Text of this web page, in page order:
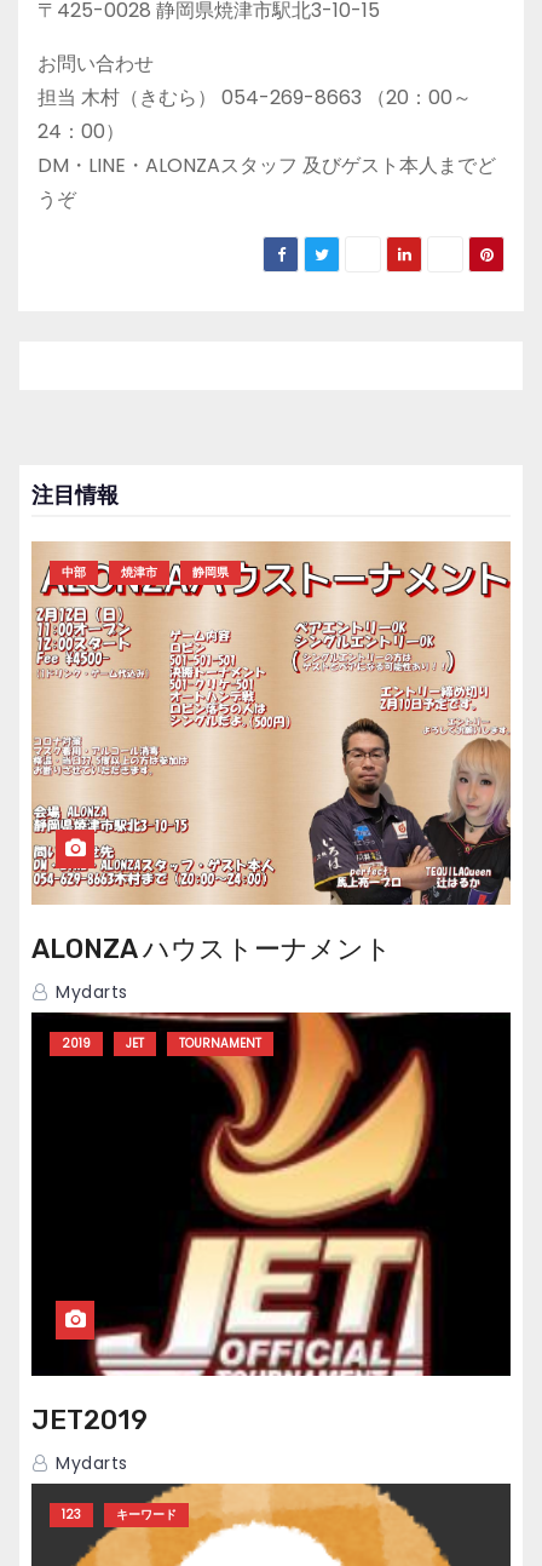
〒425-0028 静岡県焼津市駅北3-10-15
お問い合わせ
担当 木村（きむら） 054-269-8663 （20：00～
24：00）
DM・LINE・ALONZAスタッフ 及びゲスト本人までど
うぞ
注目情報
中部 焼津市 静岡県
ALONZA ハウストーナメント
Mydarts
2019 JET TOURNAMENT
JET2019
Mydarts
123 キーワード